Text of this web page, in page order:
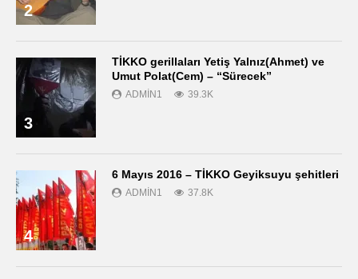
2
3
TİKKO gerillaları Yetiş Yalnız(Ahmet) ve
Umut Polat(Cem) – “Sürecek”
ADMIN1 39.3K
4
6 Mayıs 2016 – TİKKO Geyiksuyu şehitleri
ADMIN1 37.8K